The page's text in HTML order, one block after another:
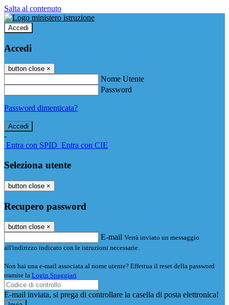
Salta al contenuto
Accedi
Accedi
button close ×
Nome Utente
Password
Password dimenticata?
-
Entra con SPID Entra con CIE
Seleziona utente
button close ×
Recupero password
button close ×
E-mail Verrà inviato un messaggio
all'indirizzo indicato con le istruzioni necessarie.
Non hai una e-mail associata al nome utente? Effettua il reset della password
tramite la Login Spaggiari
E-mail inviata, si prega di controllare la casella di posta elettronica!